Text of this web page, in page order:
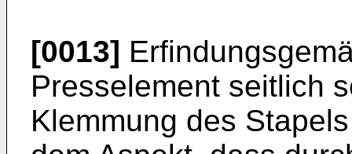
[0013]
Presselement seitlich
Klemmung des